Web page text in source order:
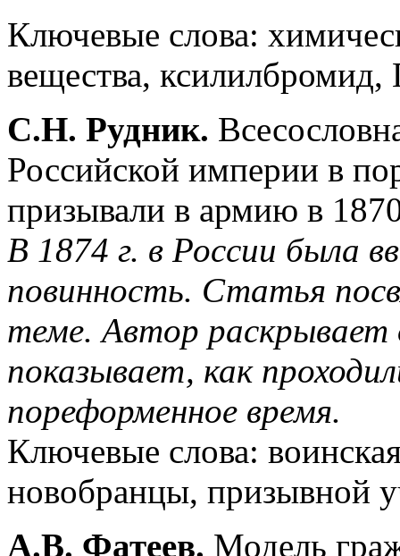
Ключевые слова:
вещества,
С.Н. Рудник.
Российской империи в
призывали в армию в
В 1874 г. в России была
повинность. Статья
теме. Автор раскрывает
показывает, как
пореформенное время.
Ключевые слова:
новобранцы, призывной
А.В. Фатеев. Модель